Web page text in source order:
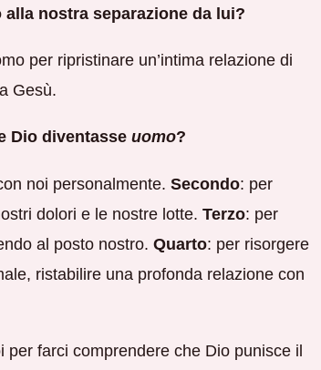
nostra separazione da lui?
per ripristinare un’intima relazione di
Gesù.
Dio diventasse uomo?
noi personalmente. Secondo: per
dolori e le nostre lotte. Terzo: per
al posto nostro. Quarto: per risorgere
ristabilire una profonda relazione con
per farci comprendere che Dio punisce il